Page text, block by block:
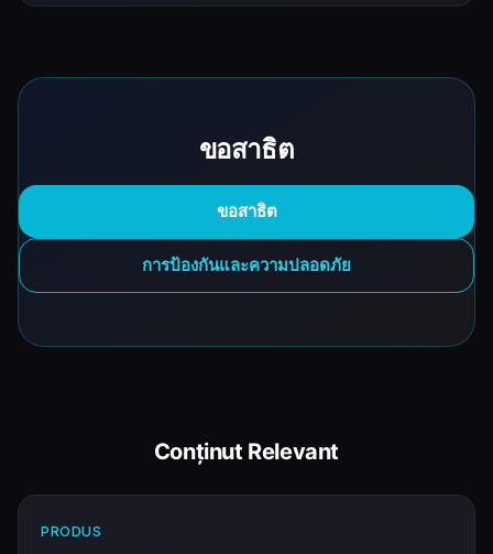
ขอสาธิต
ขอสาธิต
การป้องกันและความปลอดภัย
Conținut Relevant
PRODUS